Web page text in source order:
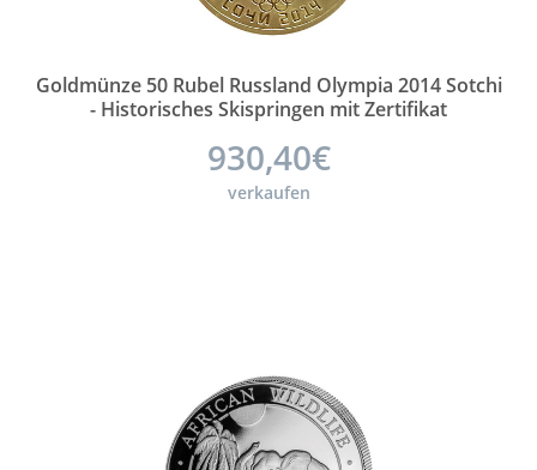
Goldmünze 50 Rubel Russland Olympia 2014 Sotchi
- Historisches Skispringen mit Zertifikat
930,40€
verkaufen